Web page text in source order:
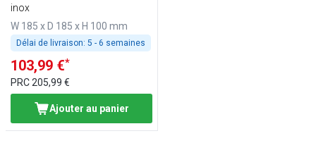
inox
W 185 x D 185 x H 100 mm
Délai de livraison: 5 - 6 semaines
103,99 €*
PRC205,99 €
Ajouter au panier